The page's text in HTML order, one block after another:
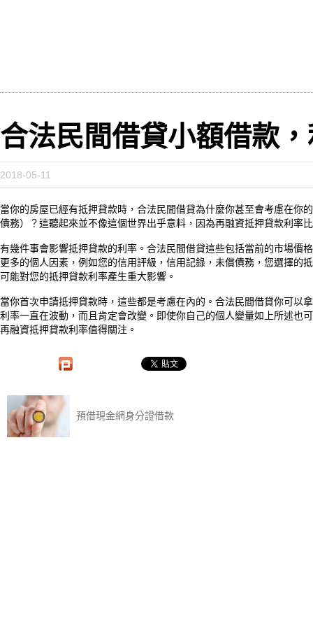
合法民間借貸小額借款
2018-05-11
當你的房屋已經有抵押貸款時，合法民間借貸為什麼你甚至會考慮在你
債務）？這聽起來並不像這個世界出乎意料，因為再融資抵押貸款利率
有幾件事會影響抵押貸款的利率。合法民間借貸這些包括當前的市場價
更多的個人因素，例如您的信用評級，信用記錄，未償債務，您選擇的
可能對您的抵押貸款利率產生重大影響。
當你首次申請抵押貸款時，這些都是考慮在內的。合法民間借貸你可以
利率一直在波動，而且肯定會改變。即使你自己的個人變量如上所述也
再融資抵押貸款利率值得關注。
預借現金網身分證借款